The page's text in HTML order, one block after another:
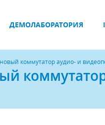
ДЕМОЛАБОРАТОРИЯ
коммутатор аудио- и